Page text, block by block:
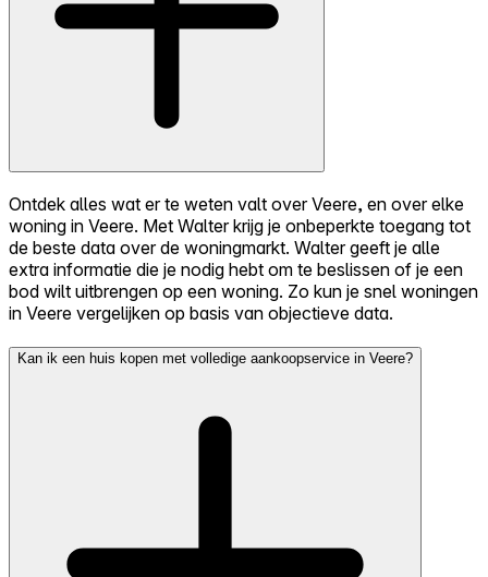
Ontdek alles wat er te weten valt over Veere, en over elke
woning in Veere. Met Walter krijg je onbeperkte toegang tot
de beste data over de woningmarkt. Walter geeft je alle
extra informatie die je nodig hebt om te beslissen of je een
bod wilt uitbrengen op een woning. Zo kun je snel woningen
in Veere vergelijken op basis van objectieve data.
Kan ik een huis kopen met volledige aankoopservice in Veere?